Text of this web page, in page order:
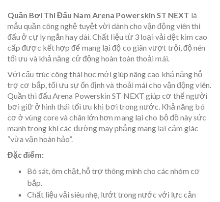
Quần Bơi Thi Đấu Nam Arena Powerskin ST NEXT là
mẫu quần công nghệ tuyệt vời dành cho vận động viên thi
đấu ở cự ly ngắn hay dài. Chất liệu từ 3 loại vải dệt kim cao
cấp được kết hợp để mang lại độ co giãn vượt trội, độ nén
tối ưu và khả năng cử động hoàn toàn thoải mái.
Với cấu trúc công thái học mới giúp nâng cao khả năng hỗ
trợ cơ bắp, tối ưu sự ổn định và thoải mái cho vận động viên.
Quần thi đấu Arena Powerskin ST NEXT giúp cơ thể người
bơi giữ ở hình thái tối ưu khi bơi trong nước. Khả năng bó
cơ ở vùng core và chân lớn hơn mang lại cho bộ đồ này sức
mạnh trong khi các đường may phẳng mang lại cảm giác
“vừa vặn hoàn hảo”.
Đặc điểm:
Bó sát, ôm chặt, hỗ trợ thông minh cho các nhóm cơ
bắp.
Chất liệu vải siêu nhẹ, lướt trong nước với lực cản